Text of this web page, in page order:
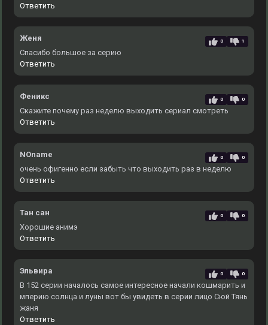
Ответить
Женя 0 1
Спасибо большое за серию
Ответить
Феникс 0 0
Скажите почему раз неделю выходить сериал смотреть
Ответить
NOname 0 0
очень офигенно если забыть что выходить раз в неделю
Ответить
Тан сан 0 0
Хорошие анимэ
Ответить
Эльвира 0 0
В 152 серии началось самое интересное начали кошмарить и
мперию солнца и луны вот бы увидеть в серии лицо Сюй Тянь
жаня
Ответить